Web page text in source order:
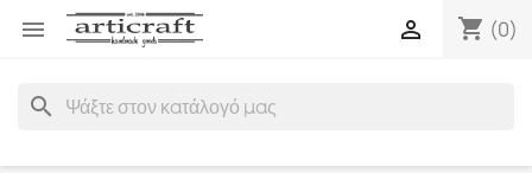
 shopping_cart (0)

search